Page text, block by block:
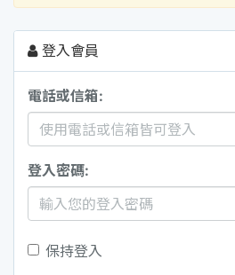
登入會員
電話或信箱:
登入密碼:
保持登入